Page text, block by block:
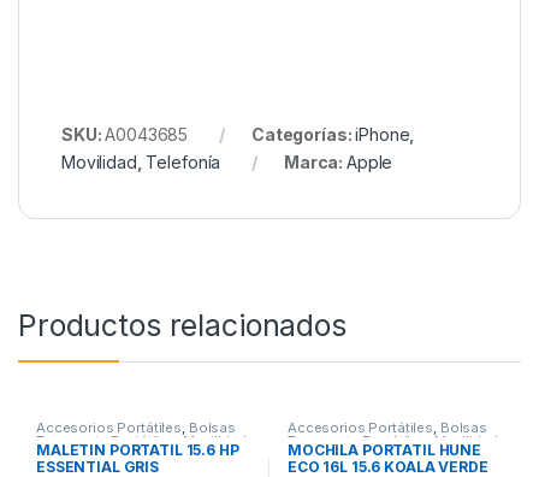
SKU:A0043685 Categorías:iPhone
Movilidad Telefonía Marca: Apple
Productos relacionados
Accesorios Portátiles, Bolsas
Transporte Portátiles, Movilidad
MALETIN PORTATIL 15.6 HP
ESSENTIAL GRIS
Accesorios Portátiles, Bolsas
Transporte Portátiles, Movilidad
MOCHILA PORTATIL HUNE
ECO 16L 15.6 KOALA VERDE